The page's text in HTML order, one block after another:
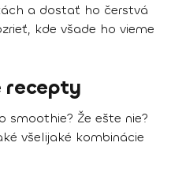
a dostať ho čerstvá
kde všade ho vieme
recepty
smoothie? Že ešte nie?
všelijaké kombinácie